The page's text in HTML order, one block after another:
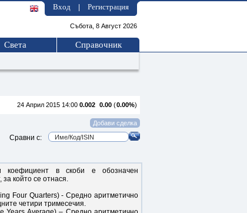
Вход Регистрация
Събота, 8 Август 2026
Света Справочник
24 Април 2015 14:00 0.002 0.00 (0.00%)
Сравни с:
коефициент в скоби е обозначен
за който се отнася.
Four Quarters) - Средно аритметично
четири тримесечия.